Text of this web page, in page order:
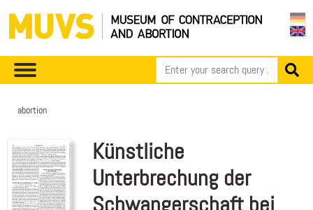
abortion
Künstliche
Unterbrechung der